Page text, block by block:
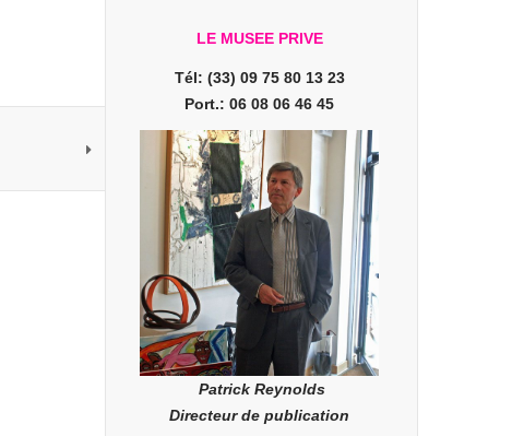
LE MUSEE PRIVE
Tél: (33) 09 75 80 13 23
Port.: 06 08 06 46 45
Patrick Reynolds
Directeur de publication